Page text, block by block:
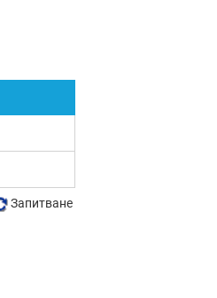
Запитване